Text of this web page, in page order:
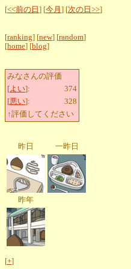
[<<前の日 ] [今月 ] [次の日>>]
[ranking] [new] [random]
[home] [blog]
みなさんの評価
[よい]:
374
[悪い]:
328
↑評価してください
昨日 一昨日
昨年
[+]